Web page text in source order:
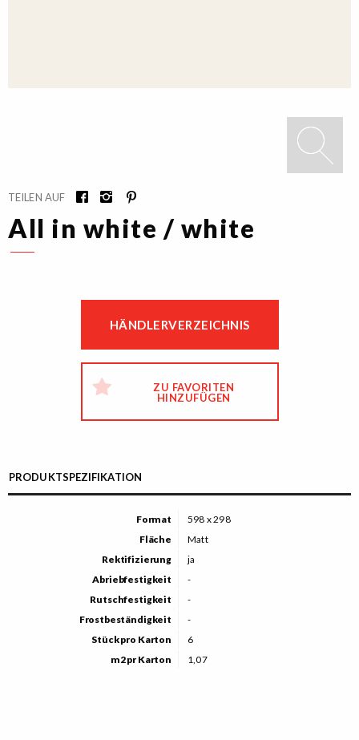
TEILEN AUF
All in white / white
HÄNDLERVERZEICHNIS
ZU FAVORITEN
HINZUFÜGEN
PRODUKTSPEZIFIKATION
Format
598 x 298
Fläche
Matt
Rektifizierung
ja
Abriebfestigkeit
-
Rutschfestigkeit
-
Frostbeständigkeit
-
Stück pro Karton
6
m2 pr Karton
1,07